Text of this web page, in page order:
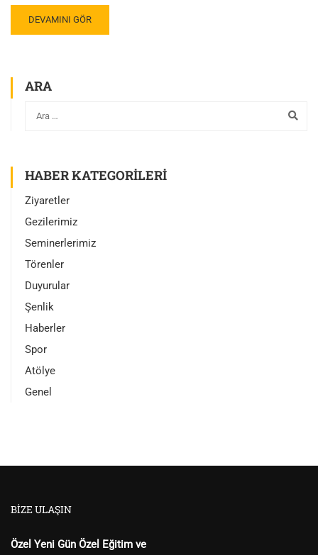
DEVAMINI GÖR
ARA
HABER KATEGORILERI
Ziyaretler
Gezilerimiz
Seminerlerimiz
Törenler
Duyurular
Şenlik
Haberler
Spor
Atölye
Genel
BIZE ULAŞIN
Özel Yeni Gün Özel Eğitim ve